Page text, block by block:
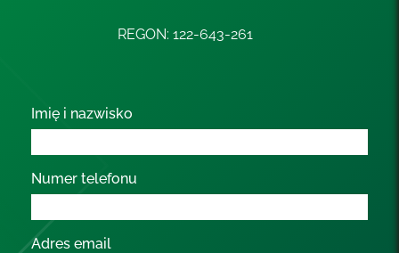
REGON: 122-643-261
Imię i nazwisko
Numer telefonu
Adres email